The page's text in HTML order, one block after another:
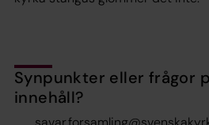
Synpunkter eller frågor
innehåll?